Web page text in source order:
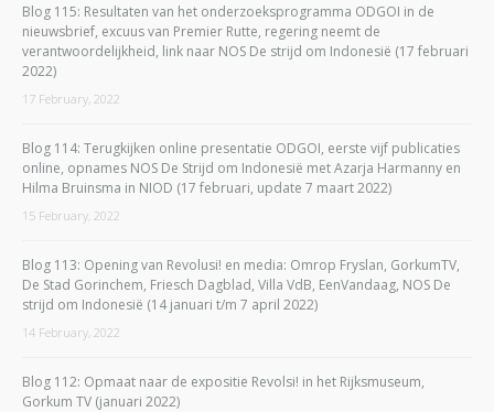
Blog 115: Resultaten van het onderzoeksprogramma ODGOI in de
nieuwsbrief, excuus van Premier Rutte, regering neemt de
verantwoordelijkheid, link naar NOS De strijd om Indonesië (17 februari
2022)
17 February, 2022
Blog 114: Terugkijken online presentatie ODGOI, eerste vijf publicaties
online, opnames NOS De Strijd om Indonesië met Azarja Harmanny en
Hilma Bruinsma in NIOD (17 februari, update 7 maart 2022)
15 February, 2022
Blog 113: Opening van Revolusi! en media: Omrop Fryslan, GorkumTV,
De Stad Gorinchem, Friesch Dagblad, Villa VdB, EenVandaag, NOS De
strijd om Indonesië (14 januari t/m 7 april 2022)
14 February, 2022
Blog 112: Opmaat naar de expositie Revolsi! in het Rijksmuseum,
Gorkum TV (januari 2022)